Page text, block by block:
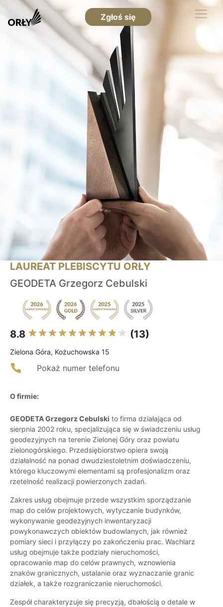
Zgłoś się
LAUREAT PLEBISCYTU ORŁY
GEODETA Grzegorz Cebulski
8.8 (13)
Zielona Góra, Kożuchowska 15
Pokaż numer telefonu
O firmie:
GEODETA Grzegorz Cebulski to firma działająca od
sierpnia 2002 roku, specjalizująca się w świadczeniu usług
geodezyjnych na terenie Zielonej Góry oraz powiatu
zielonogórskiego. Przedsiębiorstwo opiera swoją
działalność na ponad dwudziestoletnim doświadczeniu,
którego kluczowymi elementami są profesjonalizm oraz
rzetelność realizacji powierzonych zadań.
Zakres usług obejmuje przede wszystkim sporządzanie
map do celów projektowych, wytyczanie budynków,
wykonywanie geodezyjnych inwentaryzacji
powykonawczych obiektów budowlanych, jak również
pomiary sieci i przyłączy po zakończeniu prac. Wachlarz
usług obejmuje także podziały nieruchomości,
opracowanie map do celów prawnych, wznowienia
znaków granicznych, ustalanie oraz wyznaczanie granic
działek, a także rozgraniczanie nieruchomości.
Zespół charakteryzuje się precyzją, dbałością o detale w